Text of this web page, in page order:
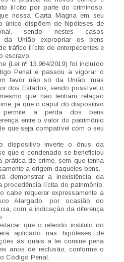
ilícito por parte do criminoso.
nossa Carta Magna em seu
único dispõem de hipóteses de
sendo nestes casos
da União expropriar os bens
tráfico ilícito de entorpecentes e
escravo.
(Lei nº 13.964/2019) foi incluído
Penal e passou a vigorar o
favor não só da União, mas
dos Estados, sendo possível o
que não tenham relação
já que o caput do dispositivo
permite a perda dos bens
entre o valor do patrimônio
que seja compatível com o seu
dispositivo inverte o ônus da
que o condenado se beneficiou
prática de crime, sem que tenha
a origem daqueles bens.
demonstrar a inexistência da
procedência lícita do patrimônio.
cabe requerer expressamente a
Alargado, por ocasião do
com a indicação da diferença
que o referido instituto do
aplicado nas hipóteses de
às quais a lei comine pena
anos de reclusão, conforme o
Código Penal.